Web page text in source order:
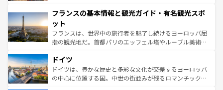
ませてくれるイタリアで、忘れられない旅をしてみよう！
なお、新着のイタリア情報は
しい。
文化が根付くこの国では、情熱的なフラメンコ、熱気あふ
れる闘牛、そして美味しいタパスが生活の一部となってい
る。首都マドリードの洗練された雰囲気や、バルセロナの
アートに溢れた街角から、地方では古代ローマ遺跡や中世
せる。地方によって風土や気候が異なるスペインはその個
性で訪れる人を魅了する。 なお、新着のスペイン情報は コ
ンテンツ一覧を参照してほしい。
フランスの基本情報と観光ガイド・有名観光スポ
ット
フランスは、世界中の旅行者を魅了し続けるヨーロッパ屈
指の観光地だ。首都パリのエッフェル塔やルーブル美術館
で、幅広い魅力が詰まっている。華麗な宮殿、歴史的な大
聖堂、美しいビーチ、そして豊かな自然が、訪れる者を心
から魅了する。また、フランスは美食の国としても知ら
ドイツ
ドイツは、豊かな歴史と多彩な文化が交差するヨーロッパ
の中心に位置する国。中世の街並みが残るロマンチック街